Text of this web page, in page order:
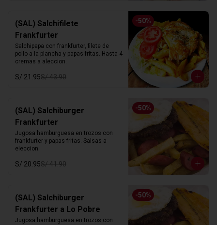
-50%
(SAL) Salchifilete
Frankfurter
Salchipapa con frankfurter, filete de
pollo a la plancha y papas fritas. Hasta 4
cremas a aleccion.
S/ 21.95S/ 43.90
-50%
(SAL) Salchiburger
Frankfurter
Jugosa hamburguesa en trozos con
frankfurter y papas fritas. Salsas a
eleccion.
S/ 20.95S/ 41.90
-50%
(SAL) Salchiburger
Frankfurter a Lo Pobre
Jugosa hamburguesa en trozos con